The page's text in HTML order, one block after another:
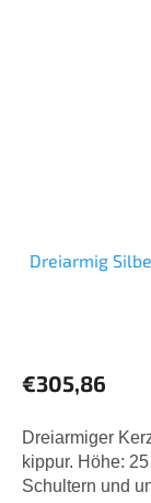
Dreiarmig
€305,86
Dreiarmiger
kippur. Höhe:
Schultern und